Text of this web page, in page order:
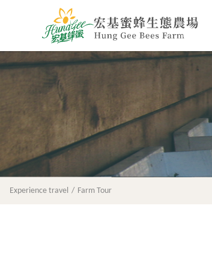
Experience travel Farm Tour